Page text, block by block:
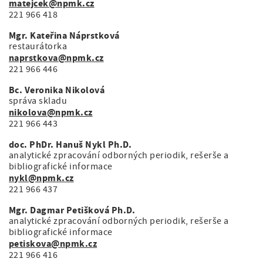
matejcek@npmk.cz
221 966 418
Mgr. Kateřina Náprstková
restaurátorka
naprstkova@npmk.cz
221 966 446
Bc. Veronika Nikolová
správa skladu
nikolova@npmk.cz
221 966 443
doc. PhDr. Hanuš Nykl Ph.D.
analytické zpracování odborných periodik, rešerše a
bibliografické informace
nykl@npmk.cz
221 966 437
Mgr. Dagmar Petišková Ph.D.
analytické zpracování odborných periodik, rešerše a
bibliografické informace
petiskova@npmk.cz
221 966 416